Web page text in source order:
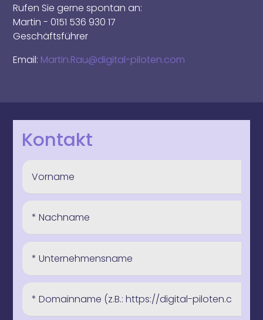
Rufen Sie gerne spontan an:
Martin - 0151 536 930 17
Geschäftsführer
Email: Martin.Rau@digital-piloten.com
Kontakt